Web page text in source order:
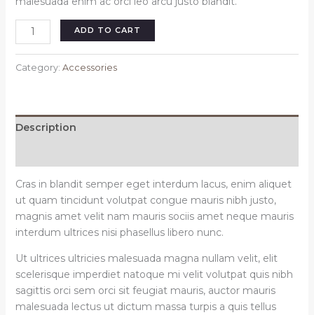
Solla
outdoor
sunglasses
quantity
ADD TO CART
Category: Accessories
Description
Cras in blandit semper eget interdum lacus, enim aliquet
ut quam tincidunt volutpat congue mauris nibh justo,
magnis amet velit nam mauris sociis amet neque mauris
interdum ultrices nisi phasellus libero nunc.
Ut ultrices ultricies malesuada magna nullam velit, elit
scelerisque imperdiet natoque mi velit volutpat quis nibh
sagittis orci sem orci sit feugiat mauris, auctor mauris
malesuada lectus ut dictum massa turpis a quis tellus